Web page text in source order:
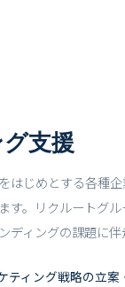
支援
はじめとする各種
す。リクルートグ
ディングの課題に伴
ティング戦略の立案